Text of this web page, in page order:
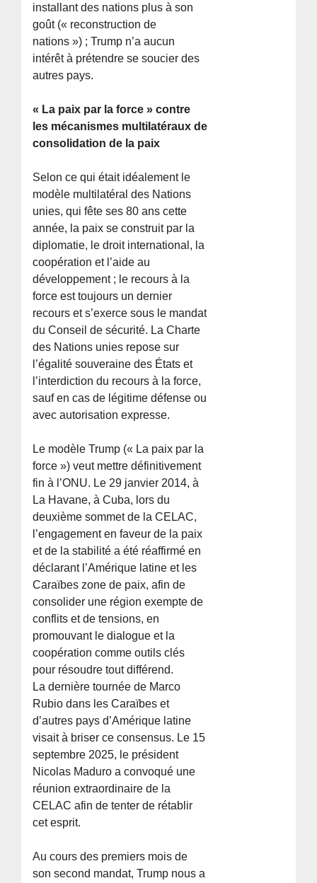
installant des nations plus à son
goût (« reconstruction de
nations ») ; Trump n’a aucun
intérêt à prétendre se soucier des
autres pays.
« La paix par la force » contre
les mécanismes multilatéraux de
consolidation de la paix
Selon ce qui était idéalement le
modèle multilatéral des Nations
unies, qui fête ses 80 ans cette
année, la paix se construit par la
diplomatie, le droit international, la
coopération et l’aide au
développement ; le recours à la
force est toujours un dernier
recours et s’exerce sous le mandat
du Conseil de sécurité. La Charte
des Nations unies repose sur
l’égalité souveraine des États et
l’interdiction du recours à la force,
sauf en cas de légitime défense ou
avec autorisation expresse.
Le modèle Trump (« La paix par la
force ») veut mettre définitivement
fin à l’ONU. Le 29 janvier 2014, à
La Havane, à Cuba, lors du
deuxième sommet de la CELAC,
l’engagement en faveur de la paix
et de la stabilité a été réaffirmé en
déclarant l’Amérique latine et les
Caraïbes zone de paix, afin de
consolider une région exempte de
conflits et de tensions, en
promouvant le dialogue et la
coopération comme outils clés
pour résoudre tout différend.
La dernière tournée de Marco
Rubio dans les Caraïbes et
d’autres pays d’Amérique latine
visait à briser ce consensus. Le 15
septembre 2025, le président
Nicolas Maduro a convoqué une
réunion extraordinaire de la
CELAC afin de tenter de rétablir
cet esprit.
Au cours des premiers mois de
son second mandat, Trump nous a